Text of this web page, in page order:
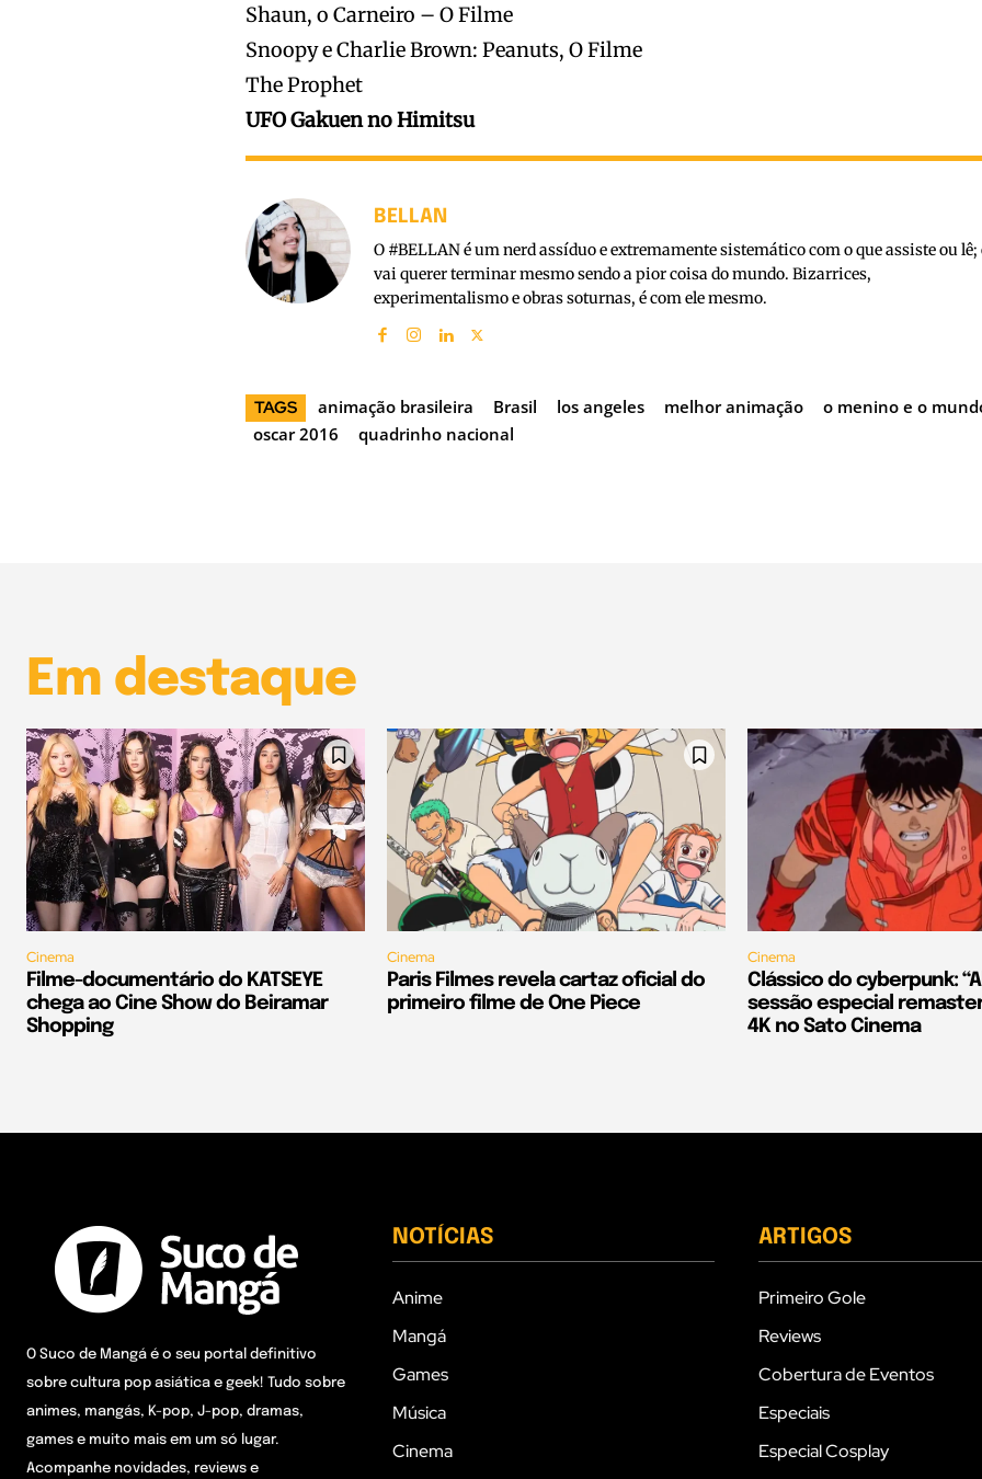
Shaun, o Carneiro – O Filme
Snoopy e Charlie Brown: Peanuts, O Filme
The Prophet
UFO Gakuen no Himitsu
BELLAN
O #BELLAN é um nerd assíduo e extremamente sistemático com o que assiste ou lê;
vai querer terminar mesmo sendo a pior coisa do mundo. Bizarrices,
experimentalismo e obras soturnas, é com ele mesmo.
TAGS animação brasileira Brasil los angeles melhor animação
o menino e o
oscar 2016
quadrinho nacional
Em destaque
Cinema
Filme-documentário do KATSEYE
chega ao Cine Show do Beiramar
Shopping
Cinema
Paris Filmes revela cartaz oficial do
primeiro filme de One Piece
Cinema
Clássico do cyberpunk:
sessão especial
4K no Sato Cinema
O Suco de Mangá é o seu portal definitivo
sobre cultura pop asiática e geek! Tudo sobre
animes, mangás, K-pop, J-pop, dramas,
games e muito mais em um só lugar.
Acompanhe novidades, reviews e
NOTÍCIAS
Anime
Mangá
Games
Música
Cinema
ARTIGOS
Primeiro Gole
Reviews
Cobertura de Eventos
Especiais
Especial Cosplay